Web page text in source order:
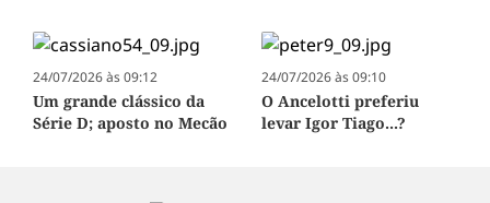
24/07/2026 às 09:12
Um grande clássico da
Série D; aposto no Mecão
24/07/2026 às 09:10
O Ancelotti preferiu
levar Igor Tiago...?